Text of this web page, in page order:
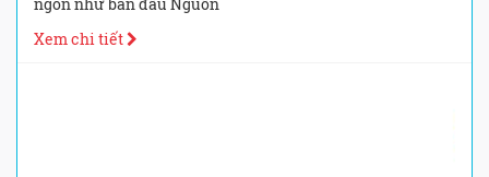
Xem chi tiết